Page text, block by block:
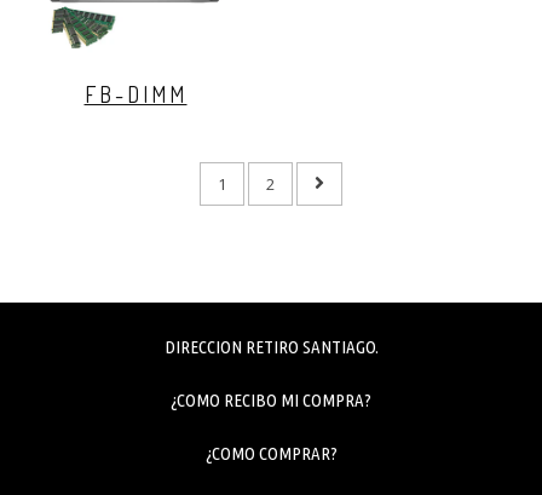
FB-DIMM
1 2
DIRECCION RETIRO SANTIAGO.
¿COMO RECIBO MI COMPRA?
¿COMO COMPRAR?